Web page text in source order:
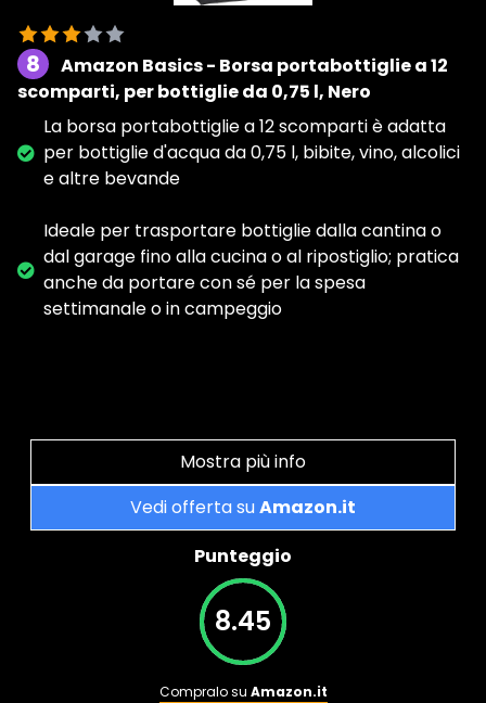
8
Amazon Basics - Borsa portabottiglie a 12
scomparti, per bottiglie da 0,75 l, Nero
La borsa portabottiglie a 12 scomparti è adatta
per bottiglie d'acqua da 0,75 l, bibite, vino, alcolici
e altre bevande
Ideale per trasportare bottiglie dalla cantina o
dal garage fino alla cucina o al ripostiglio; pratica
anche da portare con sé per la spesa
settimanale o in campeggio
Mostra più info
Vedi offerta suAmazon.it
Punteggio
8.45
Compralo su Amazon.it